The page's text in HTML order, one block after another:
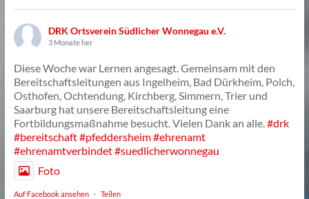
DRK Ortsverein Südlicher Wonnegau e.V.
3 Monate her
Diese Woche war Lernen angesagt. Gemeinsam mit den
Bereitschaftsleitungen aus Ingelheim, Bad Dürkheim, Polch,
Osthofen, Ochtendung, Kirchberg, Simmern, Trier und
Saarburg hat unsere Bereitschaftsleitung eine
Fortbildungsmaßnahme besucht. Vielen Dank an alle.#drk
#bereitschaft#pfeddersheim#ehrenamt
#ehrenamtverbindet#suedlicherwonnegau
Foto
Auf Facebook ansehen · Teilen